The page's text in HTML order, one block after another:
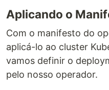
Aplicando o
Com o manifesto do
aplicá-lo ao cluster
vamos definir o
pelo nosso operador.